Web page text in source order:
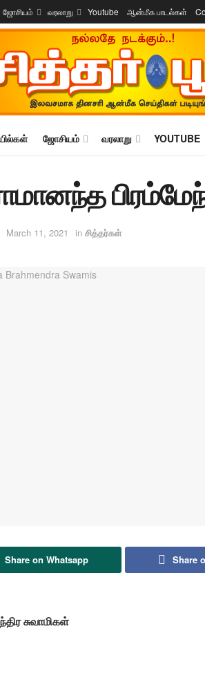
ஜோசியம் வரலாறு Youtube ஆன்மீக பாடல்கள்
ஜோசியம் வரலாறு YOUTUBE
March 11, 2021 in சித்தர்கள்
Share on Whatsapp Share
சுவாமிகள்